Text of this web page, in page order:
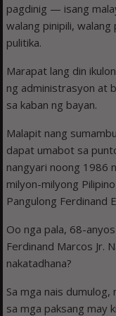
pagdinig — isang
walang pinipili,
pulitika.
Marapat lang din
ng administrasyon at
sa kaban ng bayan.
Malapit nang
dapat umabot sa
nangyari noong 1986
milyon-milyong
Pangulong Ferdinand
Oo nga pala, 68-
Ferdinand Marcos Jr.
nakatadhana?
Sa mga nais
sa mga paksang may